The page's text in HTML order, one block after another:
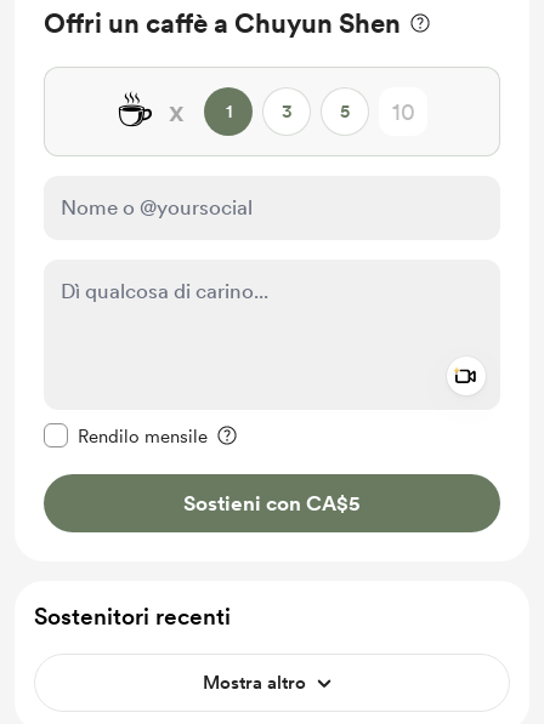
Offri un caffè a Chuyun Shen
☕ x 1 3 5
Rendilo mensile
Sostieni con CA$5
Sostenitori recenti
Mostra altro